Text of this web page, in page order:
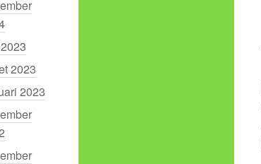
2023
2023